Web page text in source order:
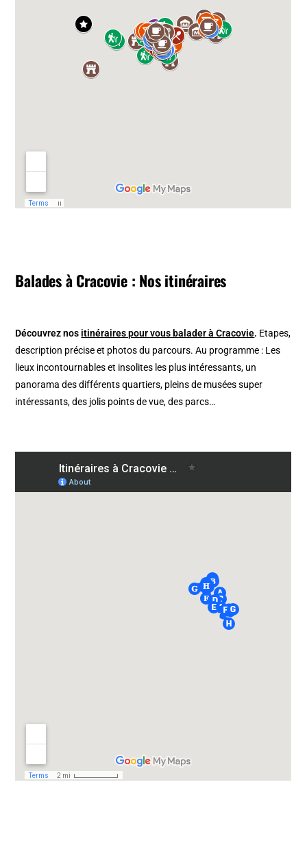
Balades à Cracovie : Nos itinéraires
Découvrez nos itinéraires pour vous balader à Cracovie. Etapes,
description précise et photos du parcours. Au programme : Les
lieux incontournables et insolites les plus intéressants, un
panorama des différents quartiers, pleins de musées super
intéressants, des jolis points de vue, des parcs…